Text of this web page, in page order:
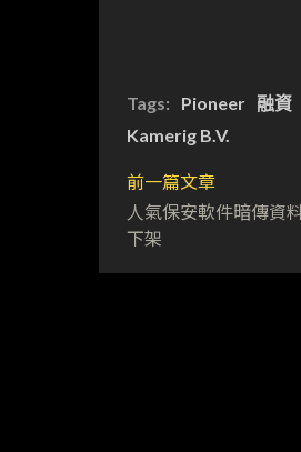
Tags: Pioneer 融資
Kamerig B.V.
前一篇文章
人氣保安軟件暗傳資
下架